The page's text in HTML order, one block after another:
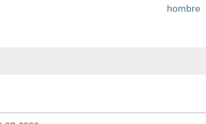
hombre